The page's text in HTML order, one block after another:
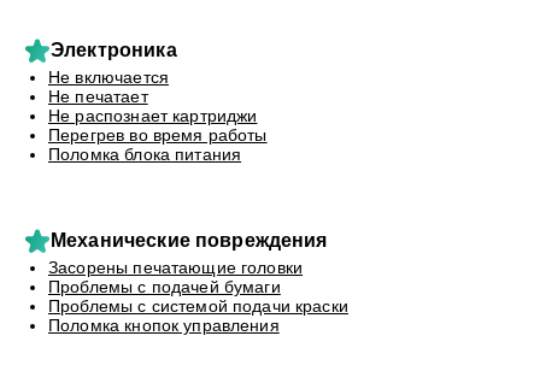
Электроника
Не включается
Не печатает
Не распознает картриджи
Перегрев во время работы
Поломка блока питания
Механические повреждения
Засорены печатающие головки
Проблемы с подачей бумаги
Проблемы с системой подачи краски
Поломка кнопок управления